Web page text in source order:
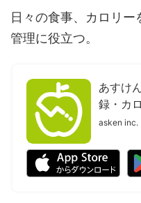
日々の食事、カロリ
管理に役立つ。
あすけ
録・カ
asken inc.